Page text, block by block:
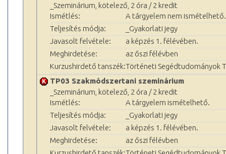
_Szeminárium, kötelező, 2 óra / 2 kredit
Ismétlés:
A tárgyelem nem ismételhető.
Teljesítés módja:
_Gyakorlati jegy
Javasolt felvétele:
a képzés 1. félévében.
Meghirdetése:
az őszi félévben
Kurzushirdető tanszék:Történeti Segédtudományok
TP03 Szakmódszertani szeminárium
_Szeminárium, kötelező, 2 óra / 2 kredit
Ismétlés:
A tárgyelem ismételhető.
Teljesítés módja:
_Gyakorlati jegy
Javasolt felvétele:
a képzés 1. félévében.
Meghirdetése:
az őszi félévben